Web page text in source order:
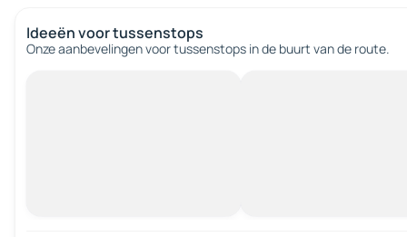
Ideeën voor tussenstops
Onze aanbevelingen voor tussenstops in de buurt van de route.